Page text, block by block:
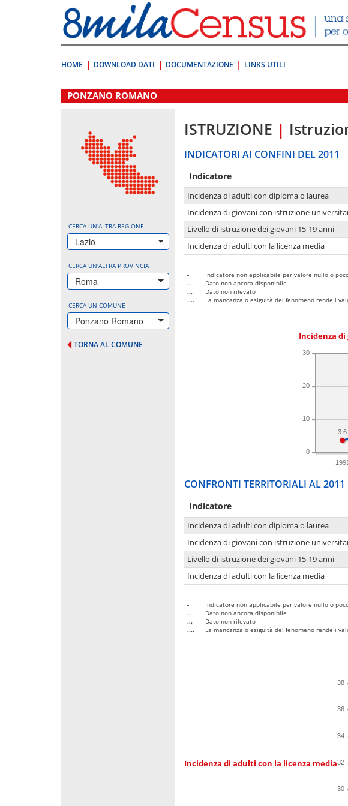
direttamente
a:
Contenuto
HOME DOWNLOAD DATI DOCUMENTAZIONE LINKS UTILI
.
PONZANO ROMANO
CERCA UN'ALTRA REGIONE
Lazio
CERCA UN'ALTRA PROVINCIA
Roma
CERCA UN COMUNE
Ponzano Romano
TORNA AL COMUNE
ISTRUZIONE |
INDICATORI AI CONFINI DEL 2011
Indicatore
Incidenza di adulti con diploma o laurea
Incidenza di giovani con istruzione
Livello di istruzione dei giovani 15-19 anni
Incidenza di adulti con la licenza media
-
Indicatore non applicabile per valore nullo o
..
Dato non ancora disponibile
...
Dato non rilevato
....
La mancanza o esiguità del fenomeno rende i
Incidenza
1991
0
10
20
30
3.6
CONFRONTI TERRITORIALI AL 2011
Indicatore
Incidenza di adulti con diploma o laurea
Incidenza di giovani con istruzione
Livello di istruzione dei giovani 15-19 anni
Incidenza di adulti con la licenza media
-
Indicatore non applicabile per valore nullo o
..
Dato non ancora disponibile
...
Dato non rilevato
....
La mancanza o esiguità del fenomeno rende i
Incidenza di adulti con la licenza media
30
32
34
36
38